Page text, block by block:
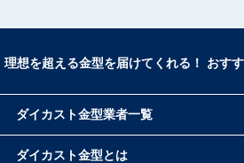
大同特殊鋼
若園精機
岩機ダイカスト工業株式会社
理想を超える金型を届けてくれる！ おす
ダイカスト金型業者一覧
ダイカスト金型とは